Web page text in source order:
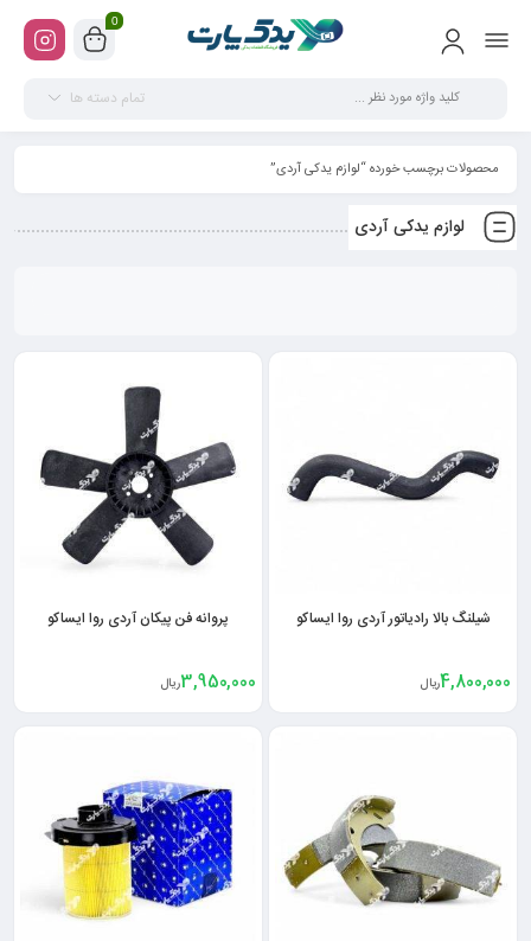
0
تمام دسته ها
محصولات برچسب خورده “لوازم یدکی آردی”
لوازم یدکی آردی
شیلنگ بالا رادیاتور آردی روا ایساکو
4,800,000ریال
پروانه فن پیکان آردی روا ایساکو
3,950,000ریال